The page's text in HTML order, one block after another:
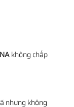
không chấp
nhưng không